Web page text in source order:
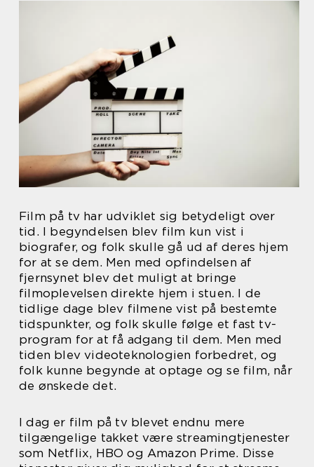
Film på tv har udviklet sig betydeligt over
tid. I begyndelsen blev film kun vist i
biografer, og folk skulle gå ud af deres hjem
for at se dem. Men med opfindelsen af
fjernsynet blev det muligt at bringe
filmoplevelsen direkte hjem i stuen. I de
tidlige dage blev filmene vist på bestemte
tidspunkter, og folk skulle følge et fast tv-
program for at få adgang til dem. Men med
tiden blev videoteknologien forbedret, og
folk kunne begynde at optage og se film, når
de ønskede det.
I dag er film på tv blevet endnu mere
tilgængelige takket være streamingtjenester
som Netflix, HBO og Amazon Prime. Disse